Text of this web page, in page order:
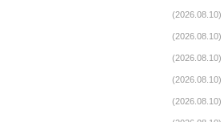
(2026.08.10)
(2026.08.10)
(2026.08.10)
(2026.08.10)
(2026.08.10)